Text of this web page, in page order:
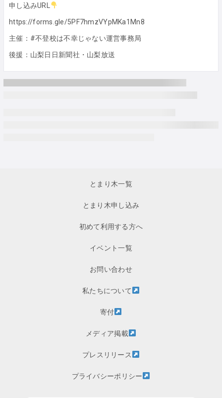
申し込みURL
https://forms.gle/5PF7hmzVYpMKa1Mn8
主催：#不登校は不幸じゃない運営事務局
後援：山梨日日新聞社・山梨放送
とまり木一覧
とまり木申し込み
初めて利用する方へ
イベント一覧
お問い合わせ
私たちについて
寄付
メディア掲載
プレスリリース
プライバシーポリシー